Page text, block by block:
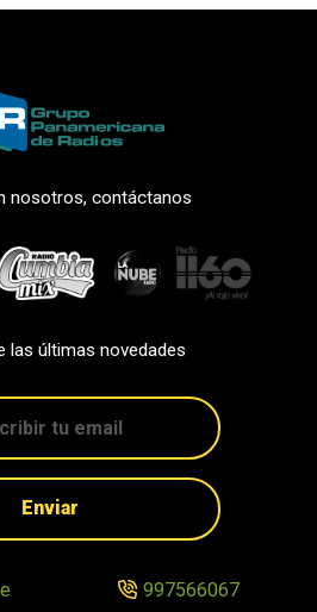
nosotros, contáctanos
las últimas novedades
Enviar
997566067